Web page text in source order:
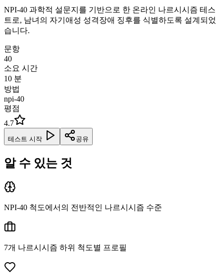
NPI-40 과학적 설문지를 기반으로 한 온라인 나르시시즘 테스
트로, 남녀의 자기애성 성격장애 징후를 식별하도록 설계되었
습니다.
문항
40
소요 시간
10 분
방법
npi-40
평점
4.7
테스트 시작 공유
알 수 있는 것
NPI-40 척도에서의 전반적인 나르시시즘 수준
7개 나르시시즘 하위 척도별 프로필